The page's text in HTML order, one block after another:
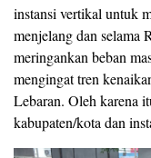
instansi vertikal untuk
menjelang dan selama
meringankan beban
mengingat tren
Lebaran. Oleh karena
kabupaten/kota dan